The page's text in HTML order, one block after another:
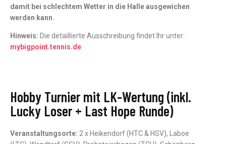
damit bei schlechtem Wetter in die Halle ausgewichen
werden kann.
Hinweis: Die detaillierte Ausschreibung findet Ihr unter:
mybigpoint.tennis.de
Hobby Turnier mit LK-Wertung (inkl.
Lucky Loser + Last Hope Runde)
Veranstaltungsorte: 2 x Heikendorf (HTC & HSV), Laboe